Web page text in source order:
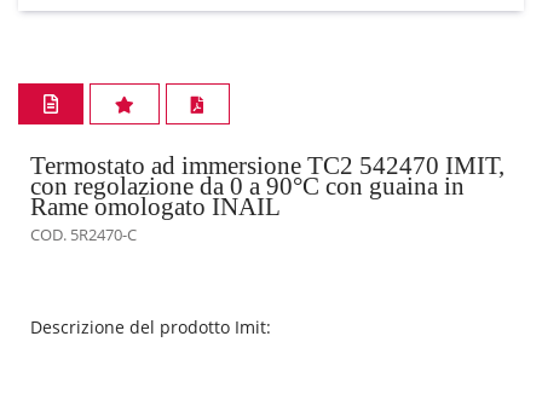
Termostato ad immersione TC2 542470 IMIT,
con regolazione da 0 a 90°C con guaina in
Rame omologato INAIL
COD. 5R2470-C
Descrizione del prodotto Imit: